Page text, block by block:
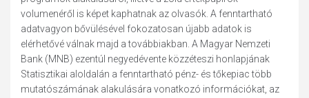
volumenéről is képet kaphatnak az olvasók. A fenntartható
adatvagyon bővülésével fokozatosan újabb adatok is
elérhetővé válnak majd a továbbiakban. A Magyar Nemzeti
Bank (MNB) ezentúl negyedévente közzéteszi honlapjának
Statisztikai aloldalán a fenntartható pénz- és tőkepiac több
mutatószámának alakulására vonatkozó információkat, az